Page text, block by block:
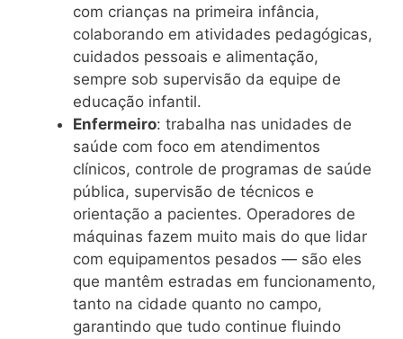
com crianças na primeira infância,
colaborando em atividades pedagógicas,
cuidados pessoais e alimentação,
sempre sob supervisão da equipe de
educação infantil.
Enfermeiro: trabalha nas unidades de
saúde com foco em atendimentos
clínicos, controle de programas de saúde
pública, supervisão de técnicos e
orientação a pacientes. Operadores de
máquinas fazem muito mais do que lidar
com equipamentos pesados — são eles
que mantêm estradas em funcionamento,
tanto na cidade quanto no campo,
garantindo que tudo continue fluindo